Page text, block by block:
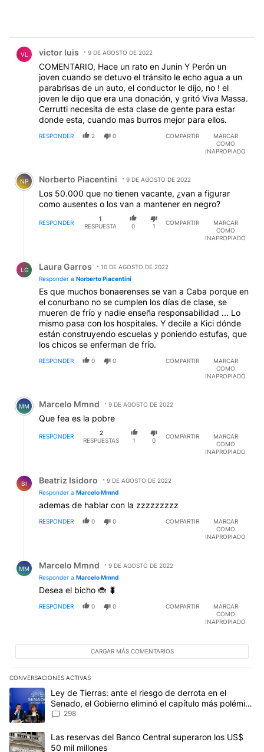
VL victor luis 9 DE AGOSTO DE 2022
COMENTARIO, Hace un rato en Junin Y Perón un
joven cuando se detuvo el tránsito le echo agua a un
parabrisas de un auto, el conductor le dijo, no ! el
joven le dijo que era una donación, y gritó Viva Massa.
Cerrutti necesita de esta clase de gente para estar
donde esta, cuando mas burros mejor para ellos.
RESPONDER 2 0 COMPARTIR
MARCAR
COMO
INAPROPIADO
Comentario de Norberto Piacentini.
NP Norberto Piacentini 9 DE AGOSTO DE 2022
Los 50.000 que no tienen vacante, ¿van a figurar
como ausentes o los van a mantener en negro?
RESPONDER
1
RESPUESTA
0 1
COMPARTIR
MARCAR
COMO
INAPROPIADO
LG Laura Garros
10 DE AGOSTO DE 2022
Responder a Norberto Piacentini
Es que muchos bonaerenses se van a Caba porque en
el conurbano no se cumplen los días de clase, se
mueren de frío y nadie enseña responsabilidad ... Lo
mismo pasa con los hospitales. Y decile a Kici dónde
están construyendo escuelas y poniendo estufas, que
los chicos se enferman de frío.
RESPONDER 0 0 COMPARTIR
MARCAR
COMO
INAPROPIADO
Comentario de Marcelo Mmnd.
MM Marcelo Mmnd 9 DE AGOSTO DE 2022
Que fea es la pobre
RESPONDER
2
RESPUESTAS
1 0
COMPARTIR
MARCAR
COMO
INAPROPIADO
BI Beatriz Isidoro
9 DE AGOSTO DE 2022
Responder a Marcelo Mmnd
ademas de hablar con la zzzzzzzzz
RESPONDER 0 0 COMPARTIR
MARCAR
COMO
INAPROPIADO
MM Marcelo Mmnd
9 DE AGOSTO DE 2022
Responder a Marcelo Mmnd
Desea el bicho 🐞 🐛
RESPONDER 0 0 COMPARTIR
MARCAR
COMO
INAPROPIADO
CARGAR MÁS COMENTARIOS
CONVERSACIONES ACTIVAS
Este listado muestra los artículos con más comentarios en los
Un artículo de tendencia con el título "Ley de Tierras: ante el
Ley de Tierras: ante el riesgo de derrota en el
Senado, el Gobierno eliminó el capítulo más polémico
del proyecto
298
Un artículo de tendencia con el título "Las reservas del Banco
Las reservas del Banco Central superaron los US$
50 mil millones